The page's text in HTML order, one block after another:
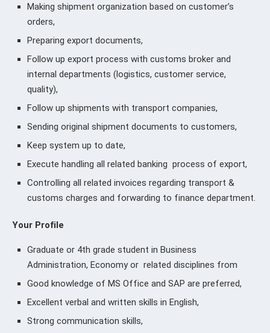
Making shipment organization based on customer’s
orders,
Preparing export documents,
Follow up export process with customs broker and
internal departments (logistics, customer service,
quality),
Follow up shipments with transport companies,
Sending original shipment documents to customers,
Keep system up to date,
Execute handling all related banking process of export,
Controlling all related invoices regarding transport &
customs charges and forwarding to finance department.
Your Profile
Graduate or 4th grade student in Business
Administration, Economy or related disciplines from
Good knowledge of MS Office and SAP are preferred,
Excellent verbal and written skills in English,
Strong communication skills,